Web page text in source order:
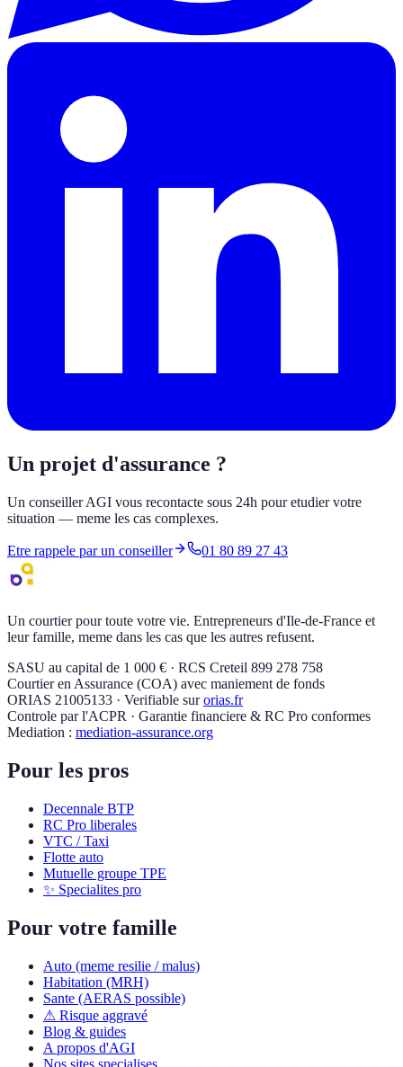
Un projet d'assurance ?
Un conseiller AGI vous recontacte sous 24h pour etudier votre
situation — meme les cas complexes.
Etre rappele par un conseiller 01 80 89 27 43
Un courtier pour toute votre vie. Entrepreneurs d'Ile-de-France et
leur famille, meme dans les cas que les autres refusent.
SASU au capital de 1 000 € · RCS Creteil 899 278 758
Courtier en Assurance (COA) avec maniement de fonds
ORIAS 21005133 · Verifiable sur orias.fr
Controle par l'ACPR · Garantie financiere & RC Pro conformes
Mediation : mediation-assurance.org
Pour les pros
Decennale BTP
RC Pro liberales
VTC / Taxi
Flotte auto
Mutuelle groupe TPE
✨ Specialites pro
Pour votre famille
Auto (meme resilie / malus)
Habitation (MRH)
Sante (AERAS possible)
⚠ Risque aggravé
Blog & guides
A propos d'AGI
Nos sites specialises